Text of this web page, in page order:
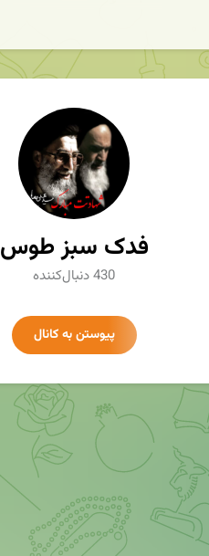
فدک سبز طوس
430 دنبال‌کننده
پیوستن به کانال